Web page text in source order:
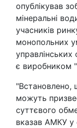
опублікував
мінеральні
учасників
монопольних
управлінських
є виробником
"Встановлено,
можуть
суттєвого
вказав АМКУ у